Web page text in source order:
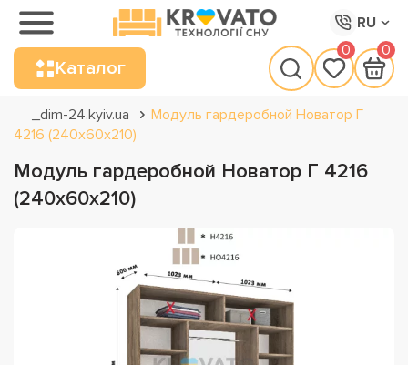
RU
Каталог
0 0
_dim-24.kyiv.ua
Модуль гардеробной Новатор Г
4216 (240х60х210)
Модуль гардеробной Новатор Г 4216
(240х60х210)